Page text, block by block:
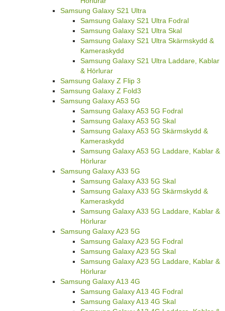
Samsung Galaxy S21 Ultra
Samsung Galaxy S21 Ultra Fodral
Samsung Galaxy S21 Ultra Skal
Samsung Galaxy S21 Ultra Skärmskydd &
Kameraskydd
Samsung Galaxy S21 Ultra Laddare, Kablar
& Hörlurar
Samsung Galaxy Z Flip 3
Samsung Galaxy Z Fold3
Samsung Galaxy A53 5G
Samsung Galaxy A53 5G Fodral
Samsung Galaxy A53 5G Skal
Samsung Galaxy A53 5G Skärmskydd &
Kameraskydd
Samsung Galaxy A53 5G Laddare, Kablar &
Hörlurar
Samsung Galaxy A33 5G
Samsung Galaxy A33 5G Skal
Samsung Galaxy A33 5G Skärmskydd &
Kameraskydd
Samsung Galaxy A33 5G Laddare, Kablar &
Hörlurar
Samsung Galaxy A23 5G
Samsung Galaxy A23 5G Fodral
Samsung Galaxy A23 5G Skal
Samsung Galaxy A23 5G Laddare, Kablar &
Hörlurar
Samsung Galaxy A13 4G
Samsung Galaxy A13 4G Fodral
Samsung Galaxy A13 4G Skal